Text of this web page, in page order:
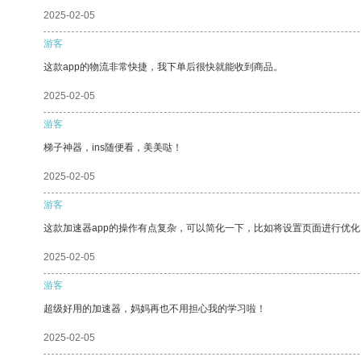
2025-02-05
游客
这款app的物流非常快捷，我下单后很快就能收到商品。
2025-02-05
游客
梯子神器，ins随便看，美美哒！
2025-02-05
游客
这款加速器app的操作有点复杂，可以简化一下，比如将设置页面进行优
2025-02-05
游客
超级好用的加速器，妈妈再也不用担心我的学习啦！
2025-02-05